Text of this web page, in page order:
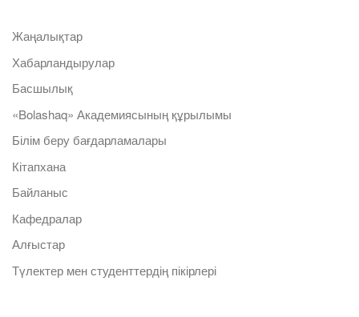
Жаңалықтар
Хабарландырулар
Басшылық
«Bolashaq» Академиясының құрылымы
Білім беру бағдарламалары
Кітапхана
Байланыс
Кафедралар
Алғыстар
Түлектер мен студенттердің пікірлері